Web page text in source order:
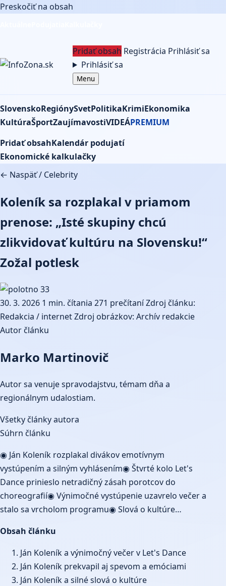
Preskočiť na obsah
Pridať obsah Registrácia Prihlásiť sa
Prihlásiť sa
Menu
SlovenskoRegiónySvetPolitikaKrimiEkonomika
KultúraŠportZaujímavostiVIDEÁPREMIUM
Pridať obsahKalendár podujatí
Ekonomické kalkulačky
← Naspäť/ Celebrity
Koleník sa rozplakal v priamom
prenose: „Isté skupiny chcú
zlikvidovať kultúru na Slovensku!“
Zožal potlesk
30. 3. 2026 1 min. čítania 271 prečítaníZdroj článku:
Redakcia / internetZdroj obrázkov: Archív redakcie
Autor článku
Marko Martinovič
Autor sa venuje spravodajstvu, témam dňa a
regionálnym udalostiam.
Všetky články autora
Súhrn článku
◉ Ján Koleník rozplakal divákov emotívnym
vystúpením a silným vyhlásením◉ Štvrté kolo Let's
Dance prinieslo netradičný zásah porotcov do
choreografií◉ Výnimočné vystúpenie uzavrelo večer a
stalo sa vrcholom programu◉ Slová o kultúre…
Obsah článku
Ján Koleník a výnimočný večer v Let's Dance
Ján Koleník prekvapil aj spevom a emóciami
Ján Koleník a silné slová o kultúre